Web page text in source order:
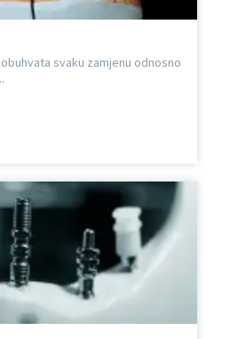
svaku zamjenu odnosno